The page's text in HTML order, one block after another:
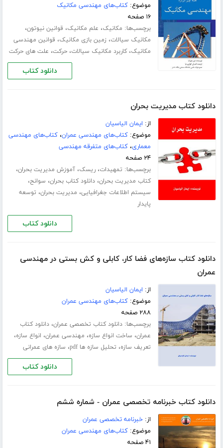
موضوع:کتاب‌های مهندسی مکانیک
۱۶ صفحه
برچسب‌ها: مکانیک، علم مکانیک، قوانین نیوتون،
مکانیک سیالات، زمین بازی مکانیک، قوانین مهندسی
مکانیک،کاربرد مکانیک سیالات،حرکت، علت های حرکت
دانلود کتاب
دانلود کتاب مدیریت بحران
از: ایمان الیاسیان
موضوع:کتاب‌های مهندسی عمران،کتاب‌های مهندسی
معماری،کتاب‌های متفرقه مهندسی
۲۴ صفحه
برچسب‌ها: تمهیدات،ریسک،آموزش مدیریت بحران،
کتاب مدیریت بحران،دانلود کتاب بحران، سوانح،
سیستم اطلاعات جغرافیایی، مدیریت بحران، توسعه
پایدار
دانلود کتاب
دانلود کتاب سازه‌های فضا کار، کابلی و کش بستی در مهندسی
عمران
از: ایمان الیاسیان
موضوع:کتاب‌های مهندسی عمران
۲۸۸ صفحه
برچسب‌ها:دانلود کتاب تخصصی عمران،دانلود کتاب
عمران، ساخت انواع سازه، مهندسی عمران، انواع سازه،
تعریف سازه، تحلیل سازه ها pdf ، سازه های عمرانی
دانلود کتاب
دانلود کتاب خبرنامه تخصصی عمران - شماره ششم
از:خبرنامه تخصصی عمران
موضوع:کتاب‌های مهندسی عمران
۴۱ صفحه